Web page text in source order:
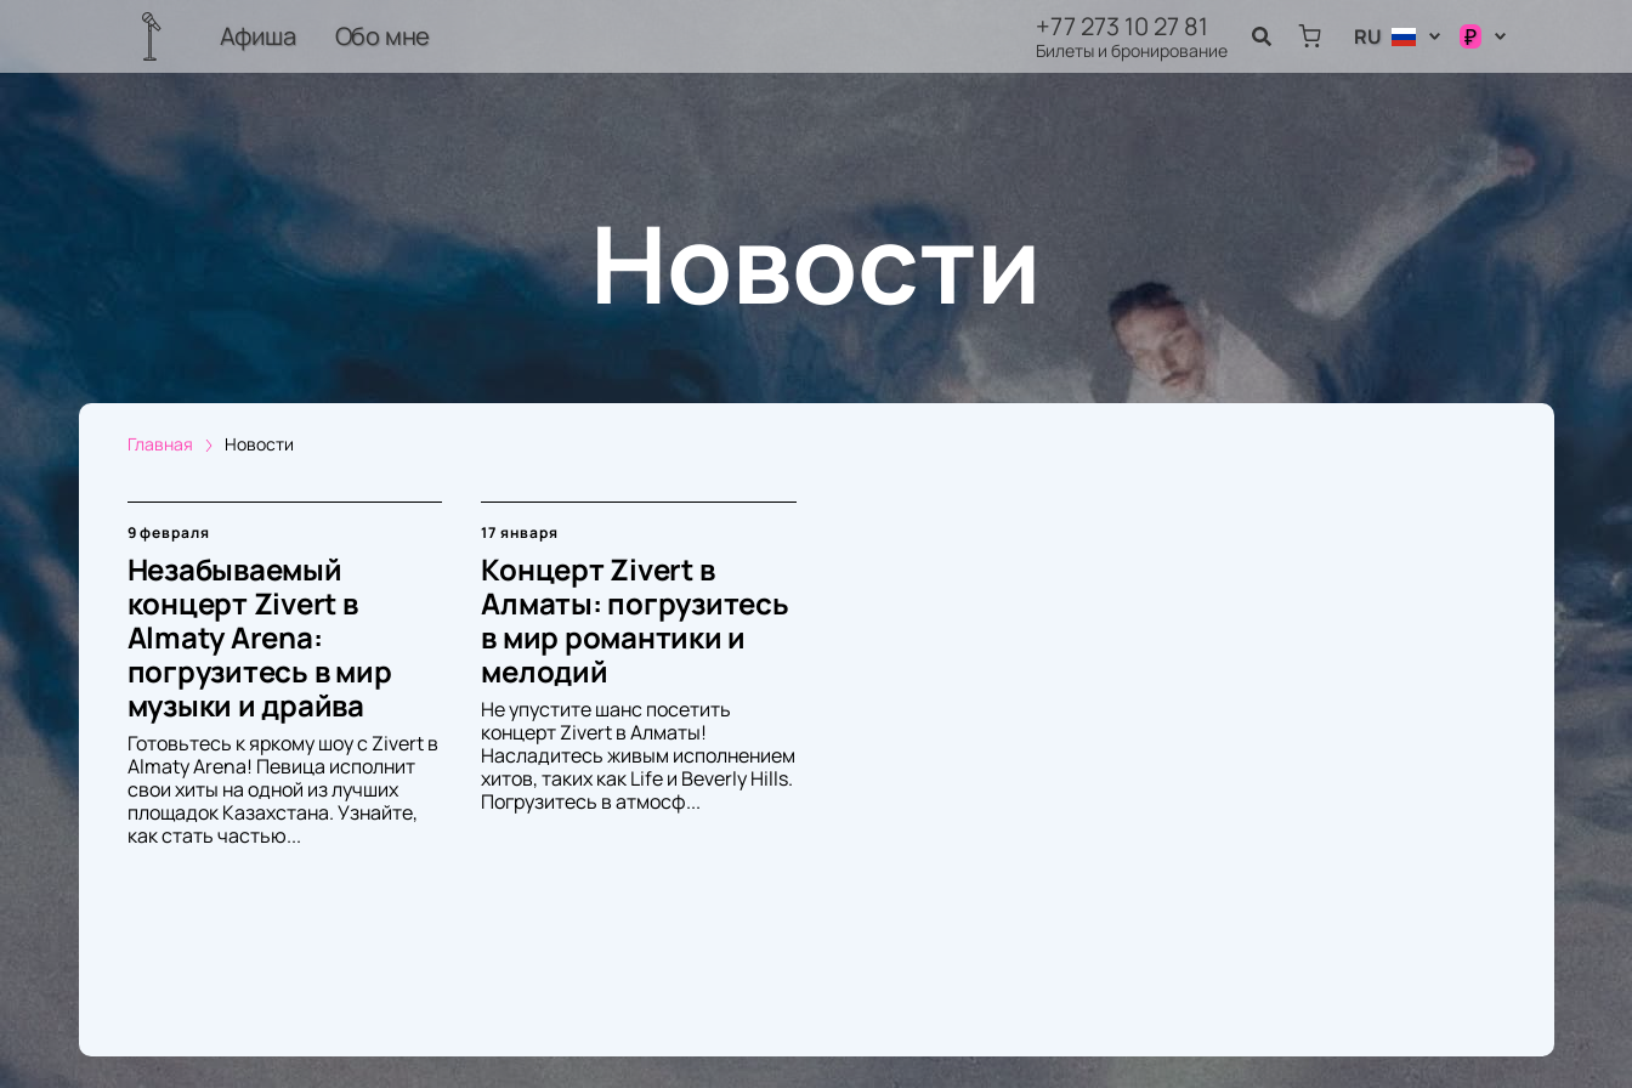
Афиша Обо мне +77 273 10 27 81
Билеты и бронирование
RU ₽
KZT
₽
Новости
Главная Новости
9 февраля
Незабываемый
концерт Zivert в
Almaty Arena:
погрузитесь в мир
музыки и драйва
Готовьтесь к яркому шоу с Zivert в
Almaty Arena! Певица исполнит
свои хиты на одной из лучших
площадок Казахстана. Узнайте,
как стать частью...
17 января
Концерт Zivert в
Алматы: погрузитесь
в мир романтики и
мелодий
Не упустите шанс посетить
концерт Zivert в Алматы!
Насладитесь живым исполнением
хитов, таких как Life и Beverly Hills.
Погрузитесь в атмосф...